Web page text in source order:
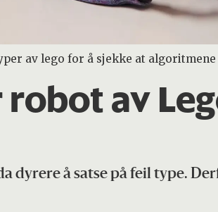
av lego for å sjekke at
robot av
dyrere å satse på feil type.